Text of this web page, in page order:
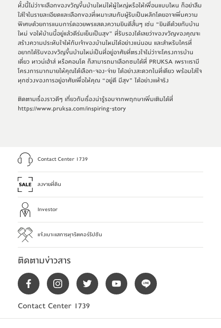
ทั้งนี้ไม่ว่าจะเลือกของขวัญขึ้นบ้านใหม่ให้ผู้ใหญ่หรือให้เพื่อนแบบไหน ก็อย่าลืม
ใส่ใจในรายละเอียดและเลือกของที่เหมาะสมกับผู้รับเป็นหลักโดยอาจเพิ่มความ
พิเศษด้วยการแนบการ์ดอวยพรแสดงความยินดีสั้นๆ เช่น “ยินดีด้วยกับบ้าน
ใหม่ ขอให้บ้านนี้อยู่แล้วดีร่มเย็นเป็นสุข” ที่รับรองได้เลยว่าของขวัญของคุณจะ
สร้างความประทับใจให้กับเจ้าของบ้านใหม่ได้อย่างแน่นอน และสำหรับใครที่
อยากได้รับของขวัญขึ้นบ้านใหม่เป็นที่อยู่อาศัยที่ตรงใจไม่ว่าจะโครงการบ้าน
เดี่ยว ทาวน์เฮ้าส์ หรือคอนโด ก็สามารถมาเลือกชมได้ที่ PRUKSA เพราะเรามี
โครงการมากมายให้คุณได้เลือก-จอง-จ่าย ได้อย่างสะดวกในที่เดียว พร้อมใส่ใจ
ทุกช่วงของการอยู่อาศัยเพื่อให้คุณ “อยู่ดี มีสุข” ได้อย่างแท้จริง
https://www.pruksa.com/inspiring-story
Contact Center 1739
ลงขายที่ดิน
Investor
แจ้งเบาะแสการทุจริตคอร์รัปชัน
ติดตามข่าวสาร
Contact Center 1739